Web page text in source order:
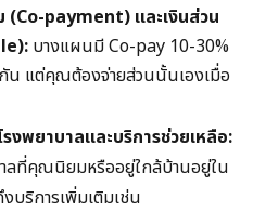
(Co-payment) และเงินส่วน
บางแผนมี Co-pay 10-30%
น แต่คุณต้องจ่ายส่วนนั้นเองเมื่อ
งพยาบาลและบริการช่วยเหลือ:
าลที่คุณนิยมหรืออยู่ใกล้บ้านอยู่ใน
บริการเพิ่มเติมเช่น